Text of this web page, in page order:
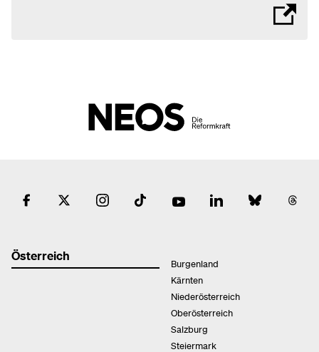
Österreich
Burgenland
Kärnten
Niederösterreich
Oberösterreich
Salzburg
Steiermark